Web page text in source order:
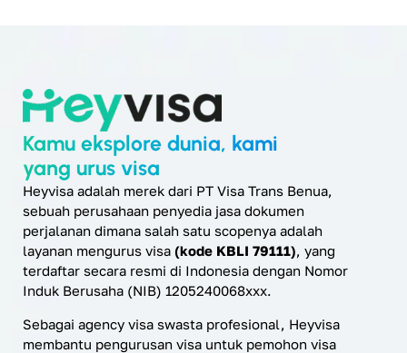
Kamu eksplore dunia, kami
yang urus visa
Heyvisa adalah merek dari PT Visa Trans Benua,
sebuah perusahaan penyedia jasa dokumen
perjalanan dimana salah satu scopenya adalah
layanan mengurus visa (kode KBLI 79111), yang
terdaftar secara resmi di Indonesia dengan Nomor
Induk Berusaha (NIB) 1205240068xxx.
Sebagai agency visa swasta profesional, Heyvisa
membantu pengurusan visa untuk pemohon visa